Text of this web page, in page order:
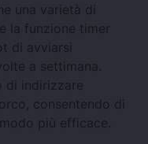
una varietà di
la funzione timer
di avviarsi
a settimana.
di indirizzare
consentendo di
più efficace.